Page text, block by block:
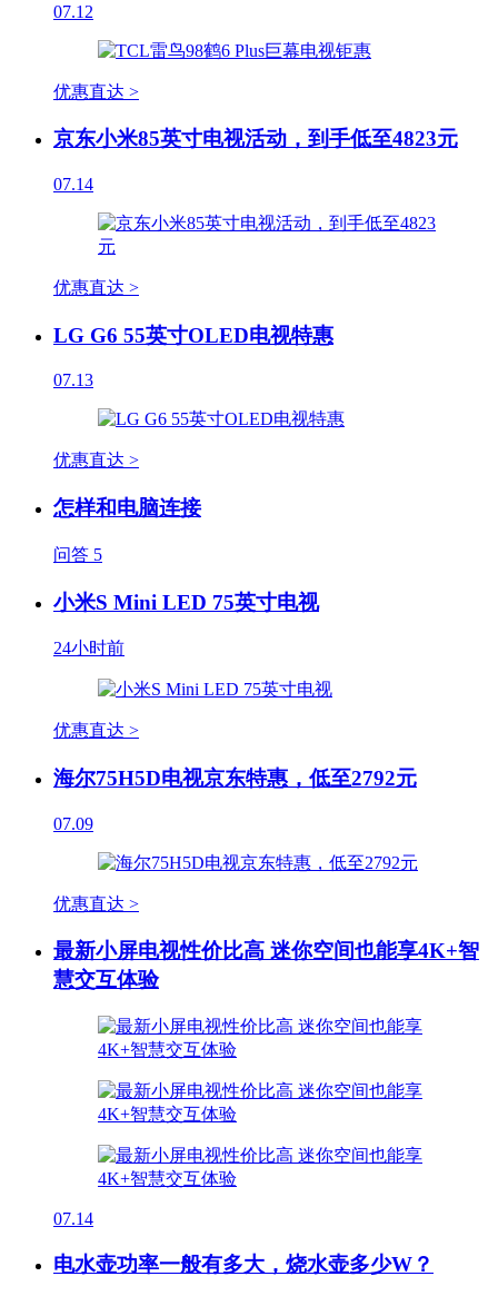
07.12
优惠直达 >
京东小米85英寸电视活动，到手低至4823元
07.14
优惠直达 >
LG G6 55英寸OLED电视特惠
07.13
优惠直达 >
怎样和电脑连接
问答 5
小米S Mini LED 75英寸电视
24小时前
优惠直达 >
海尔75H5D电视京东特惠，低至2792元
07.09
优惠直达 >
最新小屏电视性价比高 迷你空间也能享4K+智
慧交互体验
07.14
电水壶功率一般有多大，烧水壶多少W？